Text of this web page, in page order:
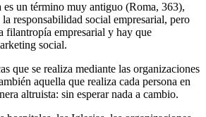
es un término muy antiguo (Roma, 363),
responsabilidad social empresarial, pero
filantropía empresarial y hay que
social.
que se realiza mediante las organizaciones
aquella que realiza cada persona en
altruista: sin esperar nada a cambio.